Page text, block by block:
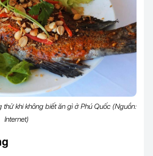
thử khi không biết ăn gì ở Phú Quốc (Nguồn:
Internet)